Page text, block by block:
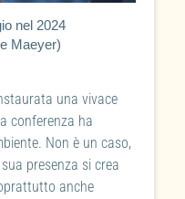
nel 2024
Maeyer)
una vivace
conferenza ha
Non è un caso,
presenza si crea
anche